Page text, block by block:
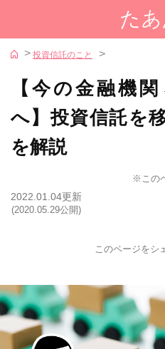
株式
金
証券会社
参考サイト
新NISAナビ
IFAナビ
投資信託のこと
【今の金融機
へ】投資信託を
を解説
※この
2022.01.04更新
(2020.05.29公開)
このページをシ